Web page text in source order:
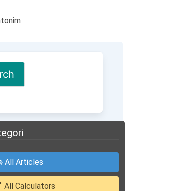
All Articles
All Calculators